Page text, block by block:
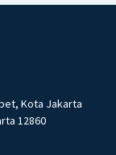
Kota Jakarta
12860